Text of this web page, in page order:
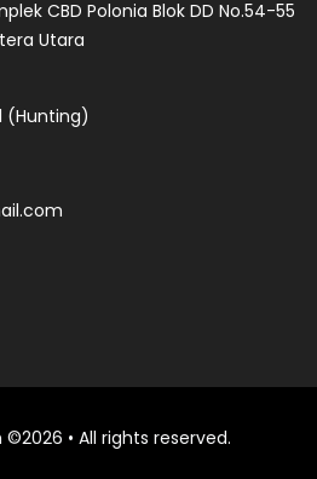
CBD Polonia Blok DD No.54-55
Utara
(Hunting)
• All rights reserved.